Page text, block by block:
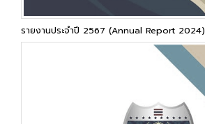
รายงานประจำปี 2567 (Annual Report 2024)